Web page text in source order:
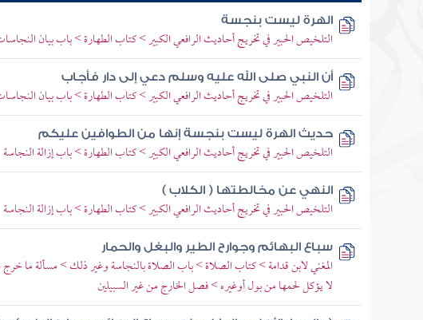
الهرة ليست بنجسة
التلخيص الحبير في تخريج أحاديث الرافعي الكبير > كتاب الطهارة > باب بيان
أن النبي صلى الله عليه وسلم دعي إلى دار فأجاب
التلخيص الحبير في تخريج أحاديث الرافعي الكبير > كتاب الطهارة > باب بيان
حديث الهرة ليست بنجسة إنها من الطوافين عليكم
التلخيص الحبير في تخريج أحاديث الرافعي الكبير > كتاب الطهارة > باب إزالة النجاسة
النهي عن مخالطتها ( الكلاب )
التلخيص الحبير في تخريج أحاديث الرافعي الكبير > كتاب الطهارة > باب إزالة النجاسة
سباع البهائم وجوارح الطير والبغل والحمار
المغني لابن قدامة > كتاب الصلاة > باب الصلاة بالنجاسة وغير ذلك > مسألة ما خرج
لا يؤكل لحمها من بول أوغيره > فصل الخارج من غير السبيلين